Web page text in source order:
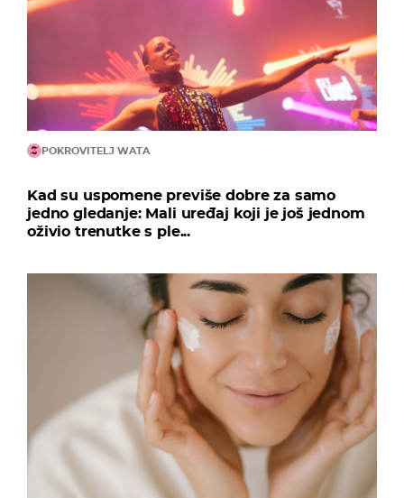
POKROVITELJ WATA
Kad su uspomene previše dobre za samo
jedno gledanje: Mali uređaj koji je još jednom
oživio trenutke s ple...